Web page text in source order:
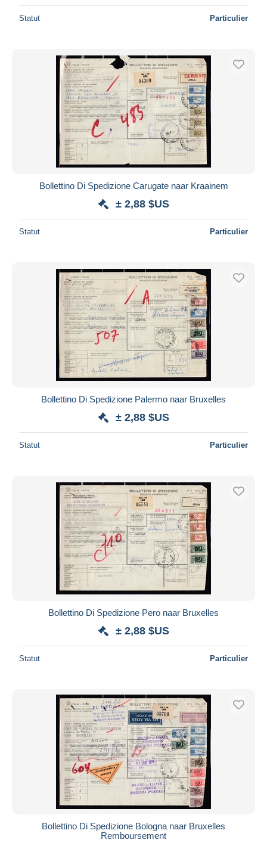
Statut Particulier
Bollettino Di Spedizione Carugate naar Kraainem
± 2,88 $US
Statut Particulier
Bollettino Di Spedizione Palermo naar Bruxelles
± 2,88 $US
Statut Particulier
Bollettino Di Spedizione Pero naar Bruxelles
± 2,88 $US
Statut Particulier
Bollettino Di Spedizione Bologna naar Bruxelles
Remboursement